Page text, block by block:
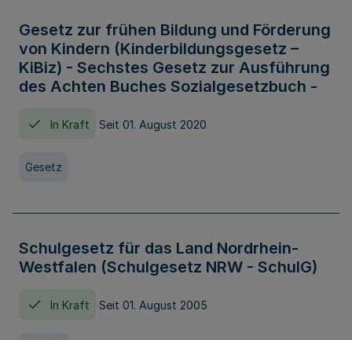
Gesetz zur frühen Bildung und Förderung
von Kindern (Kinderbildungsgesetz –
KiBiz) - Sechstes Gesetz zur Ausführung
des Achten Buches Sozialgesetzbuch -
In Kraft Seit 01. August 2020
Gesetz
Schulgesetz für das Land Nordrhein-
Westfalen (Schulgesetz NRW - SchulG)
In Kraft Seit 01. August 2005